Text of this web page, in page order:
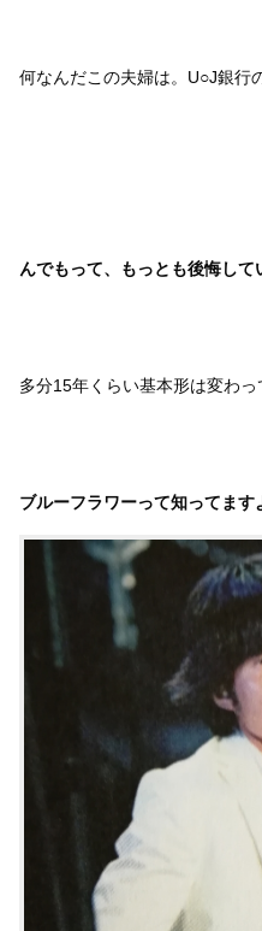
何なんだこの夫婦は。U○J銀行
んでもって、もっとも後悔して
多分15年くらい基本形は変わっ
ブルーフラワーって知ってます